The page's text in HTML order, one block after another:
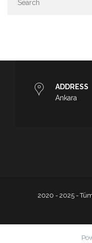
ADDRESS
Ankara
2020 - 2025 -